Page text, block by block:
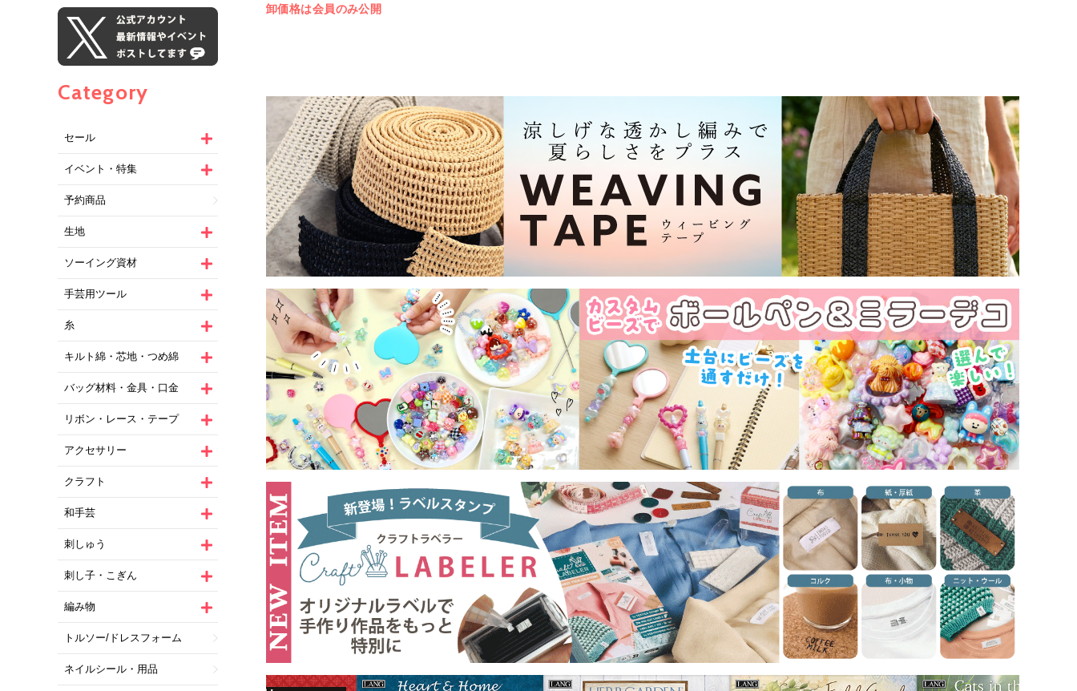
Category
セール
イベント・特集
予約商品
生地
ソーイング資材
手芸用ツール
糸
キルト綿・芯地・つめ綿
バッグ材料・金具・口金
リボン・レース・テープ
アクセサリー
クラフト
和手芸
刺しゅう
刺し子・こぎん
編み物
トルソー/ドレスフォーム
ネイルシール・用品
卸価格は会員のみ公開